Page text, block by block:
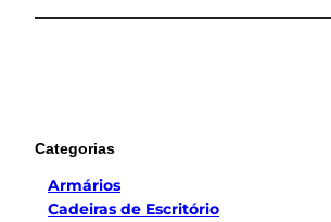
Categorias
Armários
Cadeiras de Escritório